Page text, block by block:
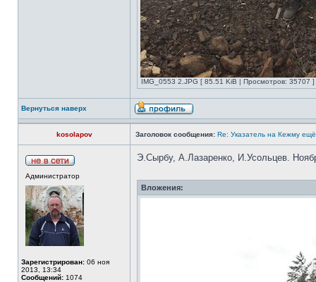
IMG_0553 2.JPG [ 85.51 KiB | Просмотров: 35707 ]
Вернуться наверх
kosolapov Заголовок сообщения: Re: Указатель на Кежму
Администратор
Зарегистрирован: 06 ноя
2013, 13:34
Сообщений: 1074
Э.Сырбу, А.Лазаренко, И.Усольцев.
Вложения: